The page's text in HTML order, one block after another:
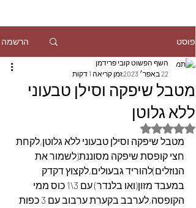
פוסט הרשמה
מטבל שיפקה וסילן טבעוני
ללא גלוטן
השף הפשוט קובי פרידמן
22 באפר׳ 2023
זמן קריאה 1 דקות
דירוג של NaN מתוך 5 כוכבים
מטבל שיפקה וסילן טבעוני ללא גלוטן,לקחת
חצי קופסת שיפקה מסוננת(לשמור את
הנוזלים)להוריד גבעולים,לקצוץ דקדק
במעבד מזון(ואו בלנדר) עם 3\1 כוס ממי
הקופסה,לערבב בקערת ערבוב עם 3 כפות